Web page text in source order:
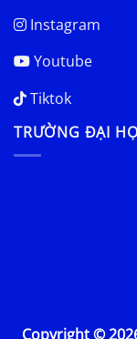
Instagram
Youtube
Tiktok
TRƯỜNG ĐẠI
Copyright ©